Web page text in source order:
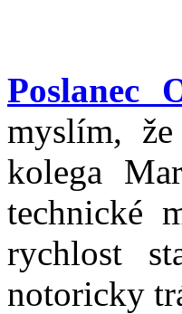
Poslanec
myslím,
kolega
technické
rychlost
notoricky